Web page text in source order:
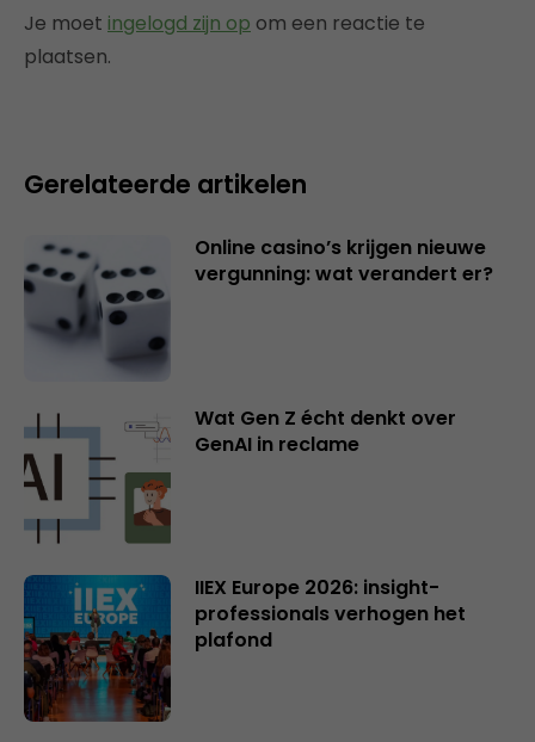
Je moet ingelogd zijn op om een reactie te
plaatsen.
Gerelateerde artikelen
Online casino’s krijgen nieuwe
vergunning: wat verandert er?
Wat Gen Z écht denkt over
GenAI in reclame
IIEX Europe 2026: insight-
professionals verhogen het
plafond